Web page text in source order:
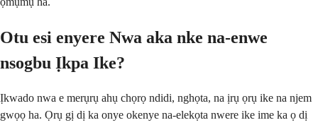
Otu esi enyere Nwa aka nke na-enwe
nsogbu Ịkpa Ike?
Ịkwado nwa e merụrụ ahụ chọrọ ndidi, nghọta, na ịrụ ọrụ ike na njem
gwọọ ha. Ọrụ gị dị ka onye okenye na-elekọta nwere ike ime ka ọ dị